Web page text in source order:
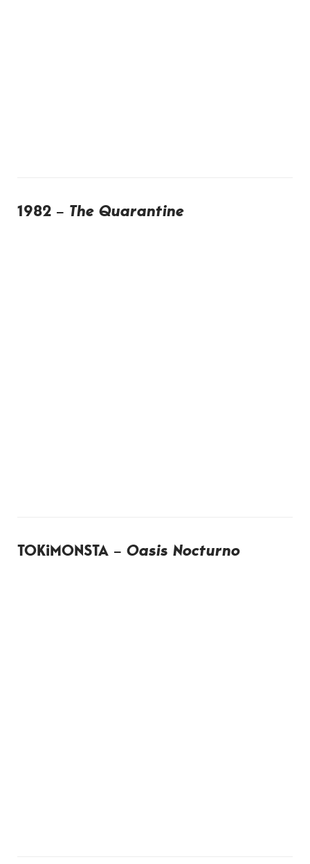
1982 – The Quarantine
TOKiMONSTA – Oasis Nocturno